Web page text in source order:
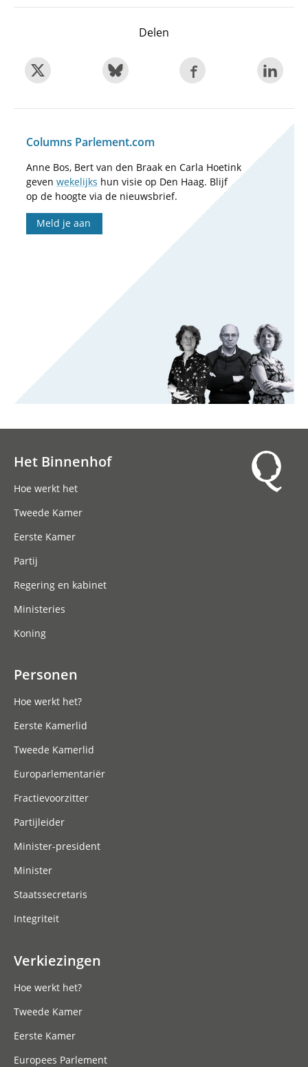
Delen
Columns Parlement.com
Anne Bos, Bert van den Braak en Carla Hoetink
geven wekelijks hun visie op Den Haag. Blijf
op de hoogte via de nieuwsbrief.
Meld je aan
Het Binnenhof
Hoe werkt het
Tweede Kamer
Eerste Kamer
Partij
Regering en kabinet
Ministeries
Koning
Personen
Hoe werkt het?
Eerste Kamerlid
Tweede Kamerlid
Europarlementariër
Fractievoorzitter
Partijleider
Minister-president
Minister
Staatssecretaris
Integriteit
Verkiezingen
Hoe werkt het?
Tweede Kamer
Eerste Kamer
Europees Parlement